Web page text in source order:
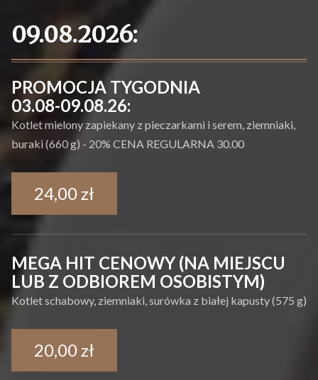
09.08.2026:
PROMOCJA TYGODNIA
03.08-09.08.26:
Kotlet mielony zapiekany z pieczarkami i serem, ziemniaki,
buraki (660 g) - 20% CENA REGULARNA 30.00
24,00 zł
MEGA HIT CENOWY (NA MIEJSCU
LUB Z ODBIOREM OSOBISTYM)
Kotlet schabowy, ziemniaki, surówka z białej kapusty (575 g)
20,00 zł